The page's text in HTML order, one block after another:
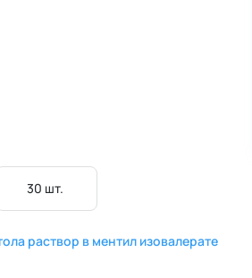
30 шт.
раствор в ментил изовалерате